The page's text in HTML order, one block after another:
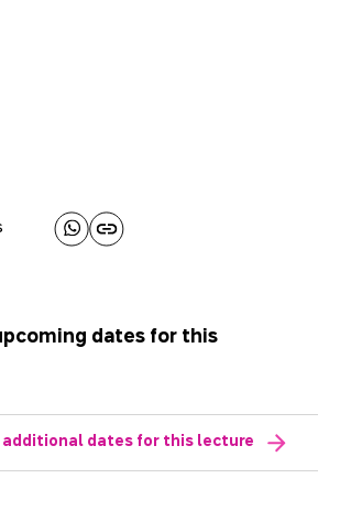
dates for this
additional dates for this lecture